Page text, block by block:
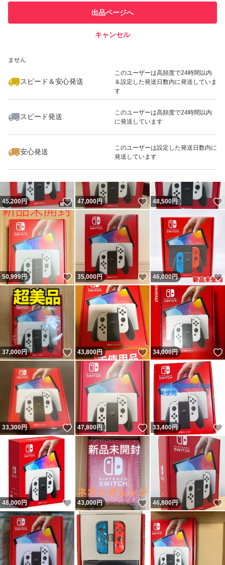
での取引実績があります
ません
スピード＆安心発送
このユーザーは高頻度で24時間以内
＆設定した発送日数内に発送していま
す
スピード発送
このユーザーは高頻度で24時間以内
に発送しています
安心発送
このユーザーは設定した発送日数内に
発送しています
出品ページへ
キャンセル
いいね！
51,999
45,200円 いいね！
47,000円 いいね！
48,500円
50,999円 いいね！
35,000円 いいね！
46,000円
37,000円 いいね！
43,800円 いいね！
34,000円
33,300円 いいね！
47,800円 いいね！
33,400円
48,000円 いいね！
43,000円 いいね！
46,800円